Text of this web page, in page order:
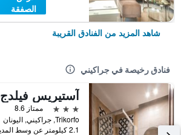
الصفقة
شاهد المزيد من الفنادق القريبة
فنادق رخيصة في جراكيني
آستيريس فيلدج
3 نجوم
ممتاز 8.6
Trikorfo, جراكيني, اليونان
2.1 كيلومتر عن وسط المدينة